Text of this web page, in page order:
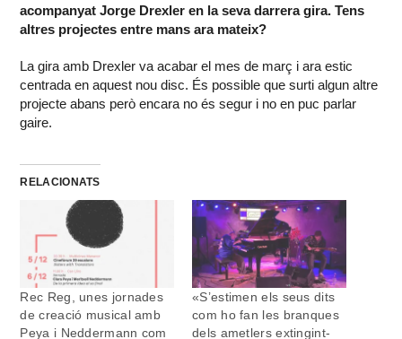
acompanyat Jorge Drexler en la seva darrera gira. Tens
altres projectes entre mans ara mateix?
La gira amb Drexler va acabar el mes de març i ara estic
centrada en aquest nou disc. És possible que surti algun altre
projecte abans però encara no és segur i no en puc parlar
gaire.
RELACIONATS
Rec Reg, unes jornades
de creació musical amb
Peya i Neddermann com
«S’estimen els seus dits
com ho fan les branques
dels ametlers extingint-